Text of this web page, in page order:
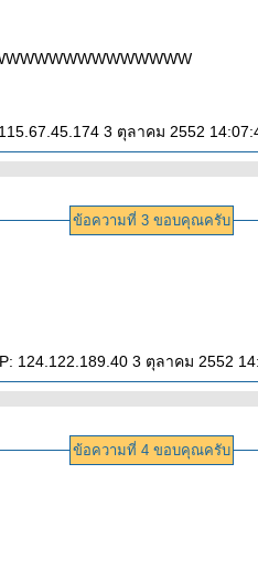
3 ตุลาคม 2552
ข้อความที่ 3 ขอบคุณครับ
: ยอดไม้บนปลายดอย IP: 124.122.189.40 3 ตุลาคม
ข้อความที่ 4 ขอบคุณครับ